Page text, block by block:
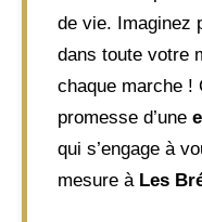
de vie. Imaginez
dans toute votre
chaque marche !
promesse d’une
qui s’engage à
mesure à Les